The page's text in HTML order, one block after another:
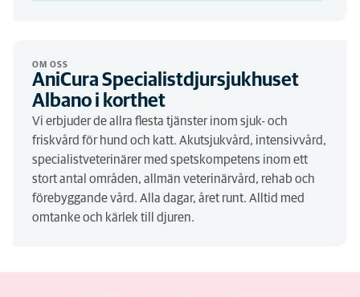
OM OSS
AniCura Specialistdjursjukhuset
Albano i korthet
Vi erbjuder de allra flesta tjänster inom sjuk- och
friskvård för hund och katt. Akutsjukvård, intensivvård,
specialistveterinärer med spetskompetens inom ett
stort antal områden, allmän veterinärvård, rehab och
förebyggande vård. Alla dagar, året runt. Alltid med
omtanke och kärlek till djuren.